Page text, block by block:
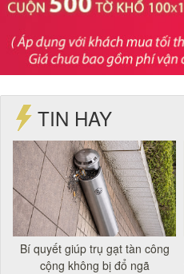
TIN HAY
Bí quyết giúp trụ gạt tàn công
cộng không bị đổ ngã